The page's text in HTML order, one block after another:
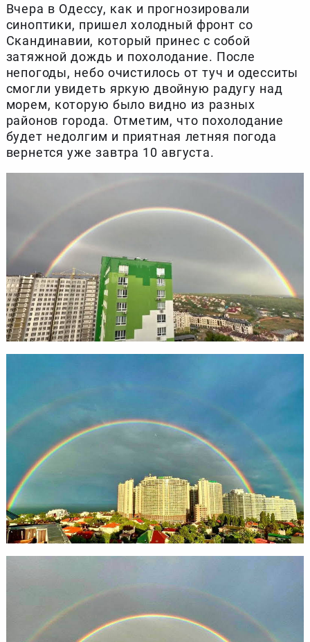
Вчера в Одессу, как и прогнозировали
синоптики, пришел холодный фронт со
Скандинавии, который принес с собой
затяжной дождь и похолодание. После
непогоды, небо очистилось от туч и одесситы
смогли увидеть яркую двойную радугу над
морем, которую было видно из разных
районов города. Отметим, что похолодание
будет недолгим и приятная летняя погода
вернется уже завтра 10 августа.